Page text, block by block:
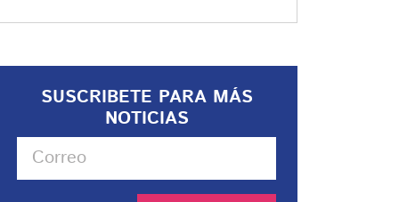
SUSCRIBETE PARA MÁS
NOTICIAS